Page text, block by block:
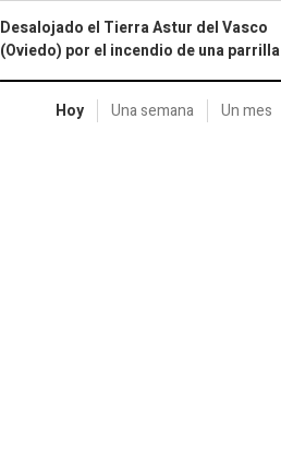
Desalojado el Tierra Astur del Vasco
(Oviedo) por el incendio de una parrilla
Hoy Una semana Un mes